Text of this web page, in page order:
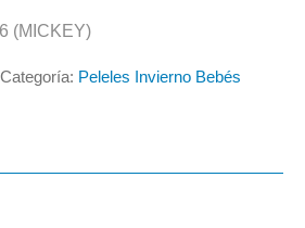
(MICKEY)
Categoría: Peleles Invierno Bebés